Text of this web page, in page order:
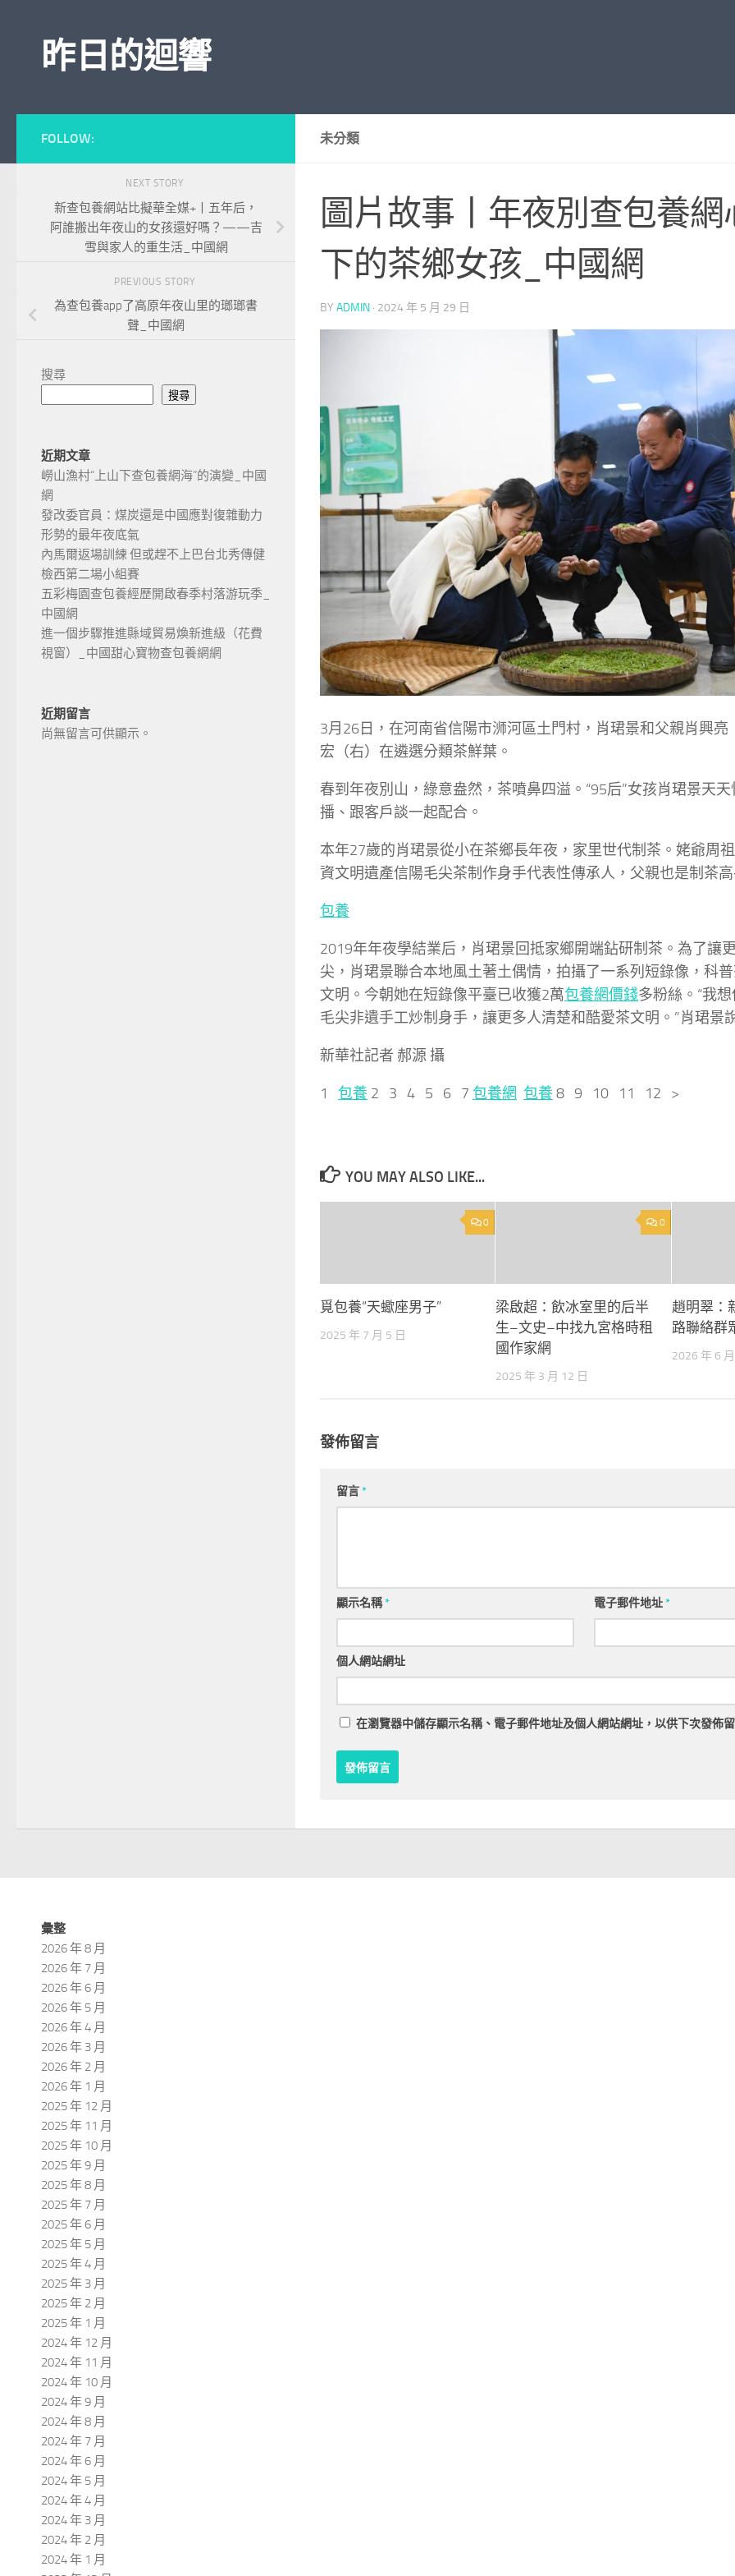
昨日的迴響
未分類
圖片故事丨年夜別查包養網
下的茶鄉女孩_中國網
BY ADMIN · 2024 年 5 月 29 日
3月26日，在河南省信陽市浉河區土門村，肖珺景和父親肖興亮
宏（右）在遴選分類茶鮮葉。
春到年夜別山，綠意盎然，茶噴鼻四溢。“95后”女孩肖珺景天
播、跟客戶談一起配合。
本年27歲的肖珺景從小在茶鄉長年夜，家里世代制茶。姥爺周
資文明遺產信陽毛尖茶制作身手代表性傳承人，父親也是制茶高
包養
2019年年夜學結業后，肖珺景回抵家鄉開端鉆研制茶。為了讓
尖，肖珺景聯合本地風土著土偶情，拍攝了一系列短錄像，科
文明。今朝她在短錄像平臺已收獲2萬包養網價錢多粉絲。“我
毛尖非遺手工炒制身手，讓更多人清楚和酷愛茶文明。”肖珺景
新華社記者 郝源 攝
1 包養 2 3 4 5 6 7 包養網 包養8 9 10 11 12 >
YOU MAY ALSO LIKE...
0
覓包養“天蠍座男子”
2025 年 7 月 5 日
0
梁啟超：飲冰室里的后半
生–文史–中找九宮格時租
國作家網
2025 年 3 月 12 日
趙明翠：
路聯絡群
2026 年 6
發佈留言
留言*
顯示名稱* 電子郵件地址*
個人網站網址
在瀏覽器中儲存顯示名稱、電子郵件地址及個人網站網址，以供下次發佈
FOLLOW:
NEXT STORY
新查包養網站比擬華全媒+丨五年后，
阿誰搬出年夜山的女孩還好嗎？——吉
雪與家人的重生活_中國網
PREVIOUS STORY
為查包養app了高原年夜山里的瑯瑯書
聲_中國網
搜尋
搜尋
近期文章
嶗山漁村“上山下查包養網海”的演變_中國
網
發改委官員：煤炭還是中國應對復雜動力
形勢的最年夜底氣
內馬爾返場訓練 但或趕不上巴台北秀傳健
檢西第二場小組賽
五彩梅園查包養經歷開啟春季村落游玩季_
中國網
進一個步驟推進縣域貿易煥新進級（花費
視窗）_中國甜心寶物查包養網網
近期留言
尚無留言可供顯示。
彙整
2026 年 8 月
2026 年 7 月
2026 年 6 月
2026 年 5 月
2026 年 4 月
2026 年 3 月
2026 年 2 月
2026 年 1 月
2025 年 12 月
2025 年 11 月
2025 年 10 月
2025 年 9 月
2025 年 8 月
2025 年 7 月
2025 年 6 月
2025 年 5 月
2025 年 4 月
2025 年 3 月
2025 年 2 月
2025 年 1 月
2024 年 12 月
2024 年 11 月
2024 年 10 月
2024 年 9 月
2024 年 8 月
2024 年 7 月
2024 年 6 月
2024 年 5 月
2024 年 4 月
2024 年 3 月
2024 年 2 月
2024 年 1 月